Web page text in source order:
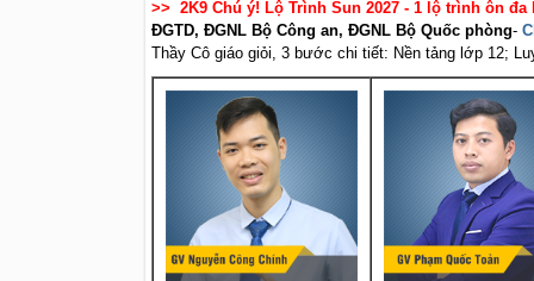
>> 2K9 Chú ý! Lộ Trình Sun 2027 - 1 lộ trình ôn đa
ĐGTD, ĐGNL Bộ Công an, ĐGNL Bộ Quốc phòng-
Thầy Cô giáo giỏi, 3 bước chi tiết: Nền tảng lớp 12;